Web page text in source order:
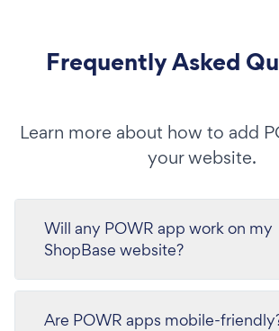
Frequently Asked
Learn more about how to add
your website.
Will any POWR app work on my
ShopBase website?
Are POWR apps mobile-